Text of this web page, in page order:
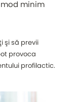
minim
şi să previi
provoca
profilactic.